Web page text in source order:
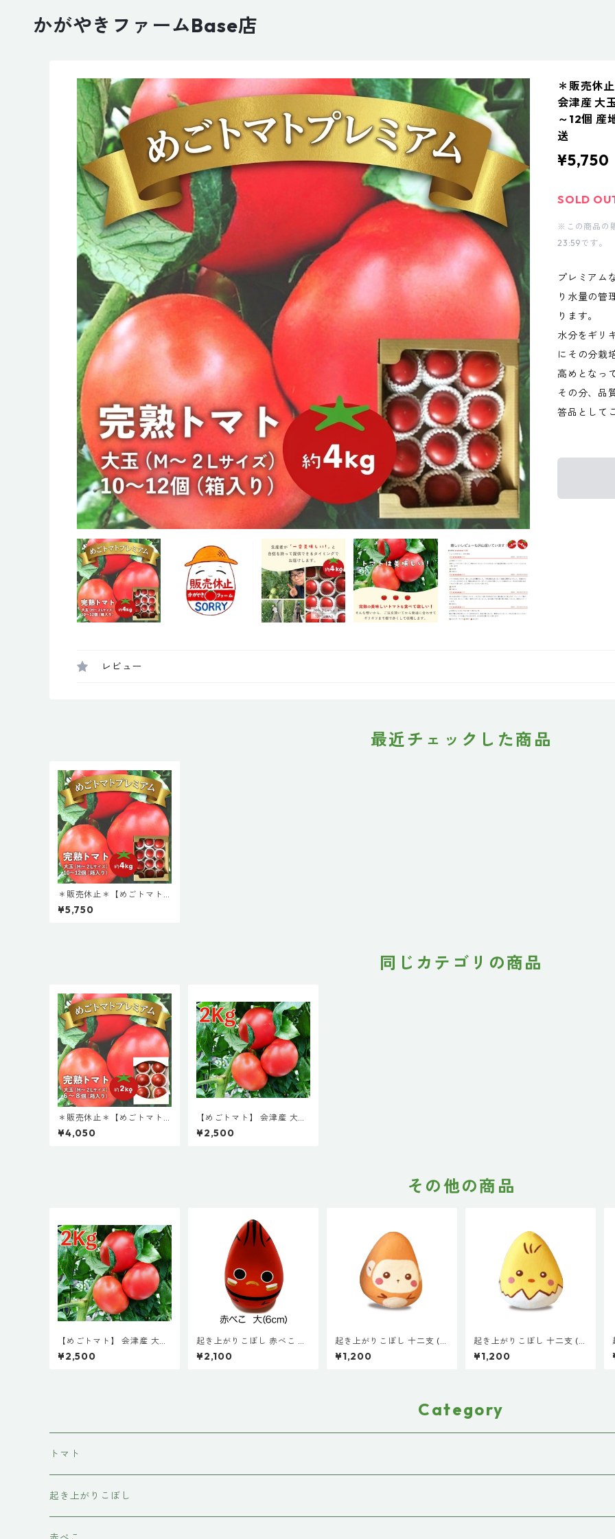
かがやきファームBase店
＊販売休
会津産 大
～12個 産
送
¥5,750
SOLD
※この商品の
23:59です。
プレミアム
り水量の管
ります。
水分をギリ
にその分栽
高めとなっ
その分、品
答品として
レビュー
最近チェックした商品
＊販売休止＊【めごトマト
プレミアム(大)】めごトマト
会津産 大玉 トマト 箱入
¥5,750
同じカテゴリの商品
＊販売休止＊【めごトマト
プレミアム(小)】めごトマト
会津産 大玉 トマト 箱入
¥4,050
【めごトマト】 会津産 大玉
トマト 箱入（小） 完熟 濃厚
美味しい 産地直送 産直 ギフ
¥2,500
その他の商品
【めごトマト】 会津産 大玉
トマト 箱入（小） 完熟 濃厚
美味しい 産地直送 産直 ギフ
¥2,500
起き上がりこぼし 赤べこ 赤
(大６cm) 絵付け 会津 プチ
ギフト インテリア お土産 プ
¥2,100
起き上がりこぼし 十二支 (小
３cm) 申 さる 絵付け 会津
プチギフト インテリア お土
¥1,200
起き上がりこぼし 十二支 (小
３cm) 酉 とり 絵付け 会津
プチギフト インテリア お土
¥1,200
Category
トマト
起き上がりこぼし